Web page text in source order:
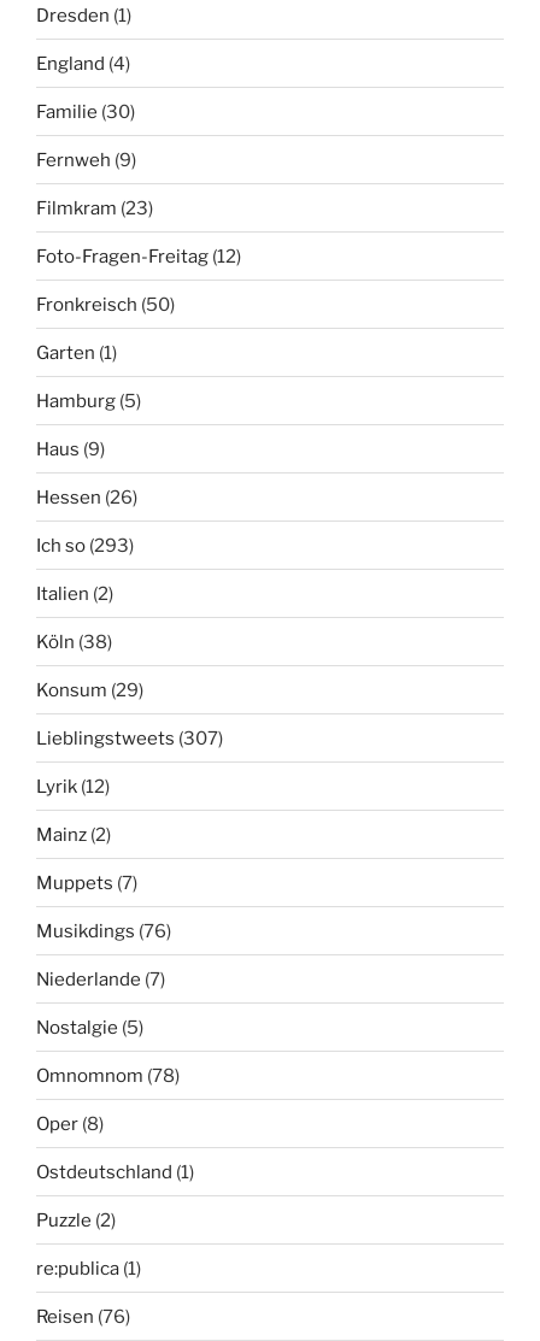
Dresden (1)
England (4)
Familie (30)
Fernweh (9)
Filmkram (23)
Foto-Fragen-Freitag (12)
Fronkreisch (50)
Garten (1)
Hamburg (5)
Haus (9)
Hessen (26)
Ich so (293)
Italien (2)
Köln (38)
Konsum (29)
Lieblingstweets (307)
Lyrik (12)
Mainz (2)
Muppets (7)
Musikdings (76)
Niederlande (7)
Nostalgie (5)
Omnomnom (78)
Oper (8)
Ostdeutschland (1)
Puzzle (2)
re:publica (1)
Reisen (76)